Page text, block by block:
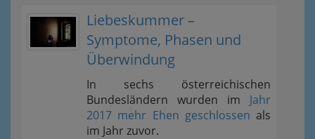
Liebeskummer –
Symptome, Phasen und
Überwindung
In sechs österreichischen
Bundesländern wurden im Jahr
2017 mehr Ehen geschlossen als
im Jahr zuvor.